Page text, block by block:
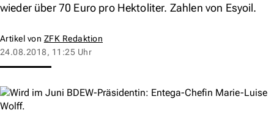
wieder über 70 Euro pro Hektoliter. Zahlen von Esyoil.
Artikel von ZFK Redaktion
24.08.2018, 11:25 Uhr